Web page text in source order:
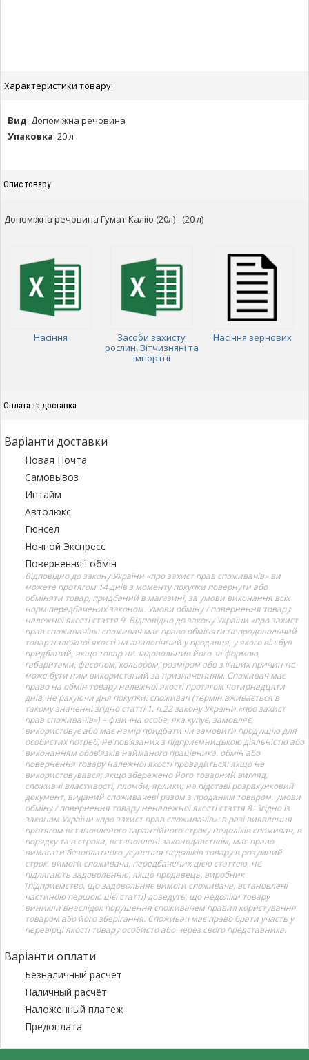
Характеристики товару:
Вид: Допоміжна речовина
Упаковка: 20 л
Опис товару
Допоміжна речовина Гумат Калію (20л) - (20 л)
Насіння
Засоби захисту
рослин, Вітчизняні та
імпортні
Насіння зернових
Оплата та доставка
Варіанти доставки
Новая Почта
Самовывоз
Интайм
Автолюкс
Гюнсел
Ночной Экспресс
Повернення і обмін
Відповідно до закону України «про захист прав споживачів» ви
можете протягом 14 днів з моменту покупки повернути або
обміняти товар, придбаний в магазині, за умови виконання всіх
норм передбачених законом. Умови обміну / повернення товару
належної якості стаття 9. Відповідно до закону України «про захист
прав споживачів»: споживач має право обміняти непродовольчий
товар належної якості на аналогічний у продавця, у якого він був
придбаний, якщо товар не задовольнив його за формою,
габаритами, фасоном, кольором, розміром або з інших причин не
може бути ним використаний за призначенням. Споживач має
право на обмін товару належної якості протягом чотирнадцяти
днів, не рахуючи дня покупки. споживач (термін вживається в
такому значенні згідно статті 1. п.22 закону України «про захист
прав споживачів») – фізична особа, яка купує, замовляє,
використовує або має намір придбати чи замовити продукцію для
особистих потреб, не пов’язаних з підприємницькою діяльністю або
виконанням обов’язків найманого працівника. обмін або
повернення товару належної якості провадиться: якщо не
використовувався; якщо збережено його товарний вигляд,
споживчі властивості, пломби, ярлики; на підставі розрахунковий
документ, виданий споживачеві разом з проданим товаром. умови
обміну / повернення товару неналежної якості стаття 8. Згідно із
законом України «про захист прав споживачів»: в разі виявлення
протягом встановленого гарантійного строку недоліків споживач, в
порядку та в строки, встановлені законодавством, має право
вимагати безоплатного усунення недоліків товару в розумний
строк. вимоги споживача, передбачених цією статтею, не
підлягають задоволенню, якщо продавець, виробник
(підприємство, що задовольняє вимоги споживача, встановлені
частиною першою цієї статті) доведуть, що недоліки товару
виникли внаслідок порушення споживачем правил користування
товаром або його зберігання. Споживач має право брати участь у
перевірці якості товару особисто або через свого представника.
Варіанти оплати
Безналичный расчёт
Наличный расчёт
Наложенный платеж
Предоплата